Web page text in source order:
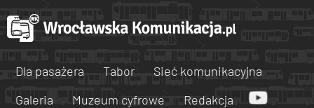
Dla pasażera Tabor
Sieć komunikacyjna
Galeria
Muzeum cyfrowe Redakcja